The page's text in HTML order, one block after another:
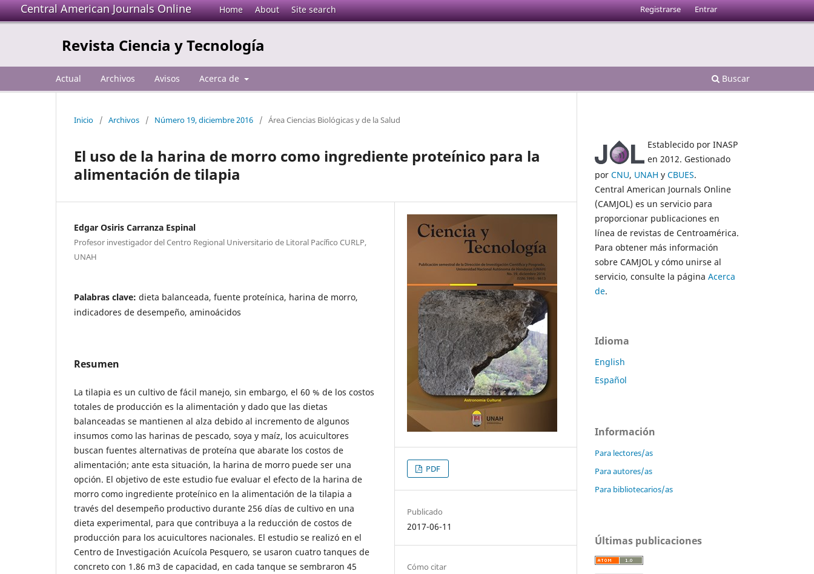
Central American Journals Online Home About Site search
Revista Ciencia y Tecnología
Actual Archivos Avisos Acerca de Buscar
Registrarse Entrar
Inicio / Archivos / Número 19, diciembre 2016 / Área Ciencias Biológicas y de la Salud
El uso de la harina de morro como ingrediente proteínico para la
alimentación de tilapia
Edgar Osiris Carranza Espinal
Profesor investigador del Centro Regional Universitario de Litoral Pacífico CURLP,
UNAH
Palabras clave: dieta balanceada, fuente proteínica, harina de morro,
indicadores de desempeño, aminoácidos
Resumen
La tilapia es un cultivo de fácil manejo, sin embargo, el 60 % de los costos
totales de producción es la alimentación y dado que las dietas
balanceadas se mantienen al alza debido al incremento de algunos
insumos como las harinas de pescado, soya y maíz, los acuicultores
buscan fuentes alternativas de proteína que abarate los costos de
alimentación; ante esta situación, la harina de morro puede ser una
opción. El objetivo de este estudio fue evaluar el efecto de la harina de
morro como ingrediente proteínico en la alimentación de la tilapia a
través del desempeño productivo durante 256 días de cultivo en una
dieta experimental, para que contribuya a la reducción de costos de
producción para los acuicultores nacionales. El estudio se realizó en el
Centro de Investigación Acuícola Pesquero, se usaron cuatro tanques de
concreto con 1.86 m3 de capacidad, en cada tanque se sembraron 45
PDF
Publicado
2017-06-11
Cómo citar
Establecido por INASP
en 2012. Gestionado
por CNU, UNAH y CBUES.
Central American Journals Online
(CAMJOL) es un servicio para
proporcionar publicaciones en
línea de revistas de Centroamérica.
Para obtener más información
sobre CAMJOL y cómo unirse al
servicio, consulte la página Acerca
de.
Idioma
English
Español
Información
Para lectores/as
Para autores/as
Para bibliotecarios/as
Últimas publicaciones